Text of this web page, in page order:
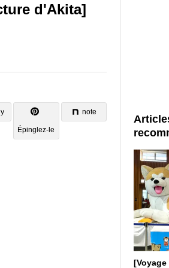
d'Akita]
Épinglez-le
note
[Voyage